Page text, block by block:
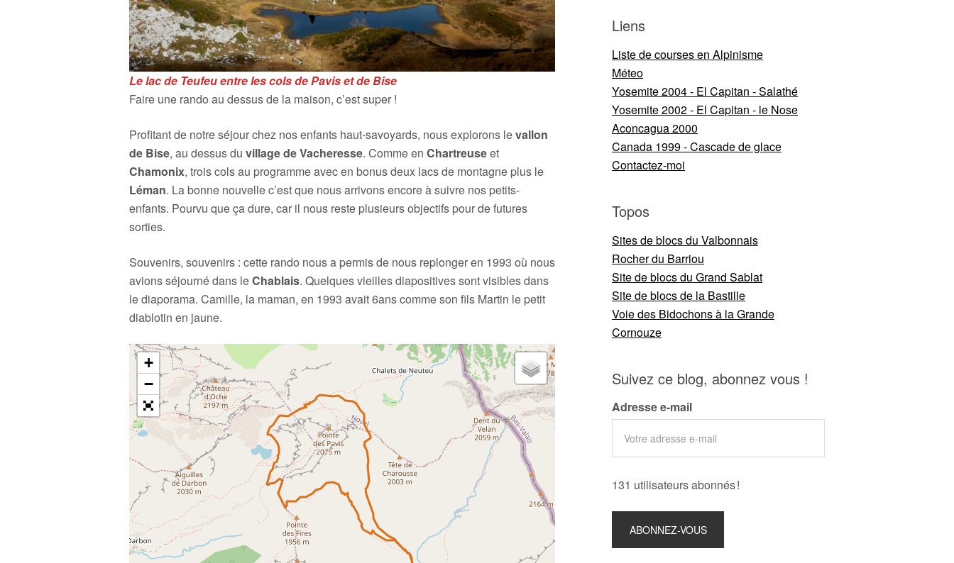
Le lac de Teufeu entre les cols de Pavis et de Bise
Faire une rando au dessus de la maison, c’est super !
Profitant de notre séjour chez nos enfants haut-savoyards, nous explorons levallon
de Bise, au dessus du village de Vacheresse. Comme en Chartreuseet
Chamonix, trois cols au programme avec en bonus deux lacs de montagne plus le
Léman. La bonne nouvelle c’est que nous arrivons encore à suivre nos petits-
enfants. Pourvu que ça dure, car il nous reste plusieurs objectifs pour de futures
sorties.
Souvenirs, souvenirs : cette rando nous a permis de nous replonger en 1993 où nous
avions séjourné dans leChablais. Quelques vieilles diapositives sont visibles dans
le diaporama. Camille, la maman, en 1993 avait 6ans comme son fils Martin le petit
diablotin en jaune.
+
−
Liens
Liste de courses en Alpinisme
Méteo
Yosemite 2004 - El Capitan - Salathé
Yosemite 2002 - El Capitan - le Nose
Aconcagua 2000
Canada 1999 - Cascade de glace
Contactez-moi
Topos
Sites de blocs du Valbonnais
Rocher du Barriou
Site de blocs du Grand Sablat
Site de blocs de la Bastille
Voie des Bidochons à la Grande
Cornouze
Suivez ce blog, abonnez vous !
Adresse e-mail
131 utilisateurs abonnés !